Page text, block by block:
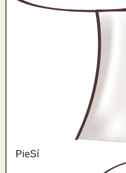
PieSí